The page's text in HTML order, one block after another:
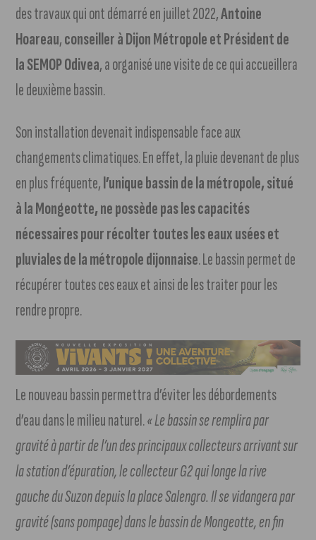
des travaux qui ont démarré en juillet 2022,Antoine
Hoareau,conseiller à Dijon Métropole et Président de
la SEMOP Odivea, a organisé une visite de ce qui accueillera
le deuxième bassin.
Son installation devenait indispensable face aux
changements climatiques. En effet, la pluie devenant de plus
en plus fréquente,l’unique bassin de la métropole, situé
à la Mongeotte, ne possède pas les capacités
nécessaires pour récolter toutes les eaux usées et
pluviales de la métropole dijonnaise. Le bassin permet de
récupérer toutes ces eaux et ainsi de les traiter pour les
rendre propre.
Le nouveau bassin permettra d’éviter les débordements
d’eau dans le milieu naturel.« Le bassin se remplira par
gravité à partir de l’un des principaux collecteurs arrivant sur
la station d’épuration, le collecteur G2 qui longe la rive
gauche du Suzon depuis la place Salengro. Il se vidangera par
gravité (sans pompage) dans le bassin de Mongeotte, en fin